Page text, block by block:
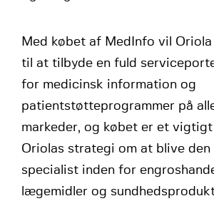
Med købet af MedInfo vil
til at tilbyde en fuld
for medicinsk information og
patientstøtteprogrammer på
markeder, og købet er et
Oriolas strategi om at blive den
specialist inden for
lægemidler og